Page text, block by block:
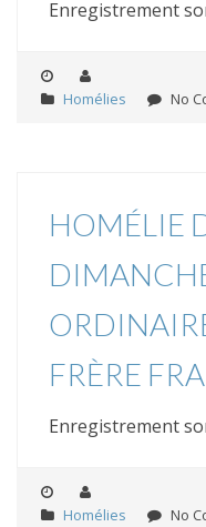
Enregistrement
Homélies No
HOMÉLIE
FRÈRE
Enregistrement
Homélies No